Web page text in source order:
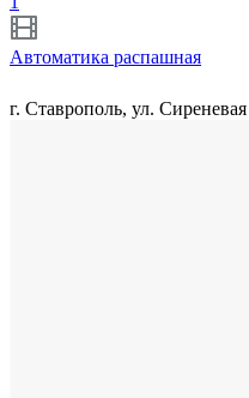
Автоматика распашная
г. Ставрополь, ул.